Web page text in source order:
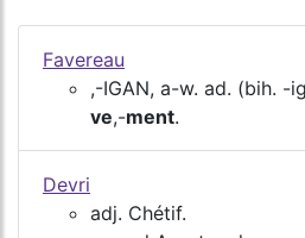
Favereau
,-IGAN, a-w. ad. (bih. -
ve,-ment.
Devri
adj. Chétif.